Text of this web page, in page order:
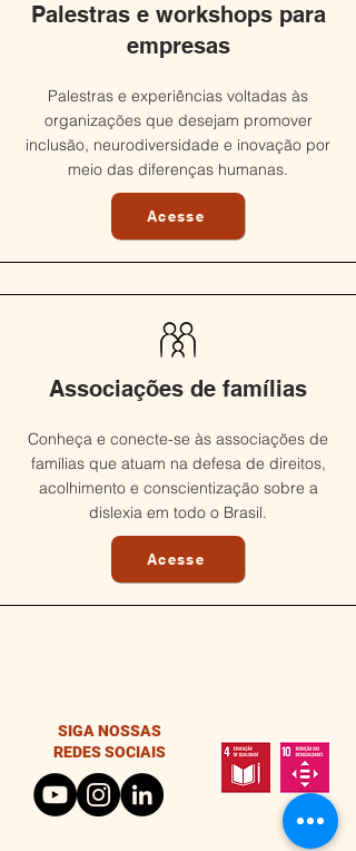
Palestras e workshops para
empresas
Palestras e experiências voltadas às
organizações que desejam promover
inclusão, neurodiversidade e inovação por
meio das diferenças humanas.
Acesse
Associações de famílias
Conheça e conecte-se às associações de
famílias que atuam na defesa de direitos,
acolhimento e conscientização sobre a
dislexia em todo o Brasil.
Acesse
SIGA NOSSAS
REDES SOCIAIS